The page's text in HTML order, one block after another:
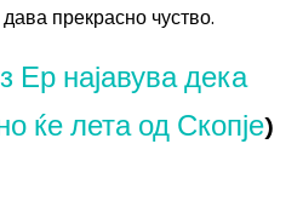
прекрасно чуство.
Ер најавува дека
ќе лета од Скопје)